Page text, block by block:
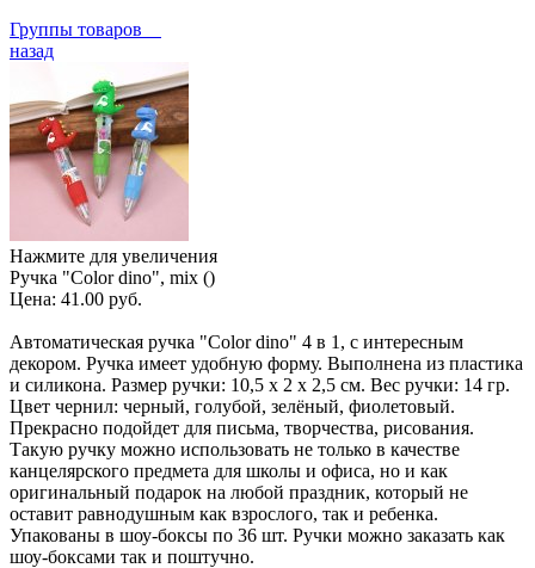
Группы товаров
назад
Нажмите для увеличения
Ручка "Color dino", mix ()
Цена: 41.00 руб.
Автоматическая ручка "Color dino" 4 в 1, с интересным
декором. Ручка имеет удобную форму. Выполнена из пластика
и силикона. Размер ручки: 10,5 х 2 х 2,5 см. Вес ручки: 14 гр.
Цвет чернил: черный, голубой, зелёный, фиолетовый.
Прекрасно подойдет для письма, творчества, рисования.
Такую ручку можно использовать не только в качестве
канцелярского предмета для школы и офиса, но и как
оригинальный подарок на любой праздник, который не
оставит равнодушным как взрослого, так и ребенка.
Упакованы в шоу-боксы по 36 шт. Ручки можно заказать как
шоу-боксами так и поштучно.